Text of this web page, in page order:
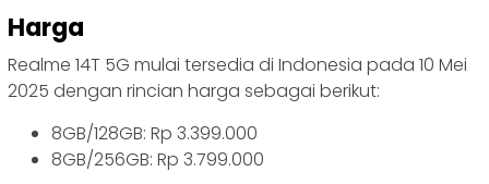
Harga
Realme 14T 5G mulai tersedia di Indonesia pada 10 Mei
2025 dengan rincian harga sebagai berikut:
8GB/128GB: Rp 3.399.000
8GB/256GB: Rp 3.799.000